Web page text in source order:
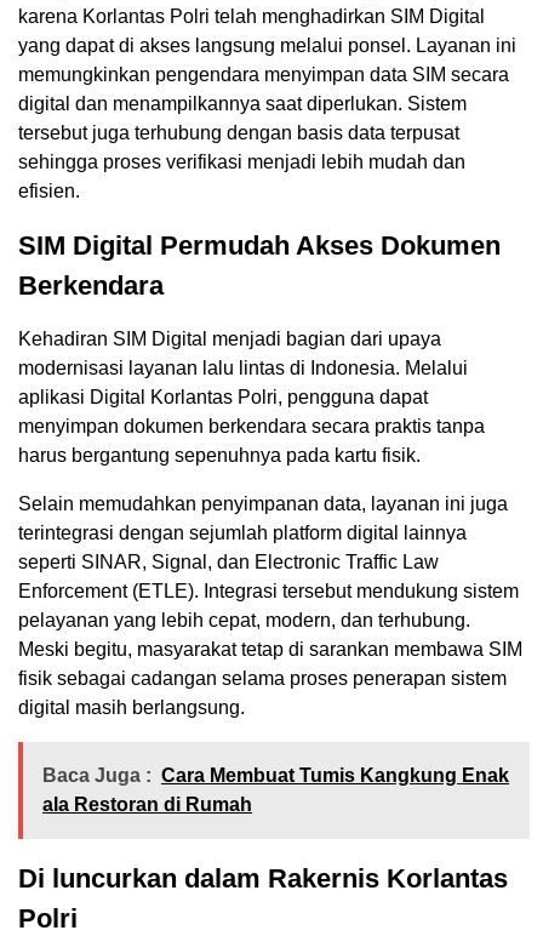
karena Korlantas Polri telah menghadirkan SIM Digital
yang dapat di akses langsung melalui ponsel. Layanan ini
memungkinkan pengendara menyimpan data SIM secara
digital dan menampilkannya saat diperlukan. Sistem
tersebut juga terhubung dengan basis data terpusat
sehingga proses verifikasi menjadi lebih mudah dan
efisien.
SIM Digital Permudah Akses Dokumen
Berkendara
Kehadiran SIM Digital menjadi bagian dari upaya
modernisasi layanan lalu lintas di Indonesia. Melalui
aplikasi Digital Korlantas Polri, pengguna dapat
menyimpan dokumen berkendara secara praktis tanpa
harus bergantung sepenuhnya pada kartu fisik.
Selain memudahkan penyimpanan data, layanan ini juga
terintegrasi dengan sejumlah platform digital lainnya
seperti SINAR, Signal, dan Electronic Traffic Law
Enforcement (ETLE). Integrasi tersebut mendukung sistem
pelayanan yang lebih cepat, modern, dan terhubung.
Meski begitu, masyarakat tetap di sarankan membawa SIM
fisik sebagai cadangan selama proses penerapan sistem
digital masih berlangsung.
Baca Juga : Cara Membuat Tumis Kangkung Enak
ala Restoran di Rumah
Di luncurkan dalam Rakernis Korlantas
Polri